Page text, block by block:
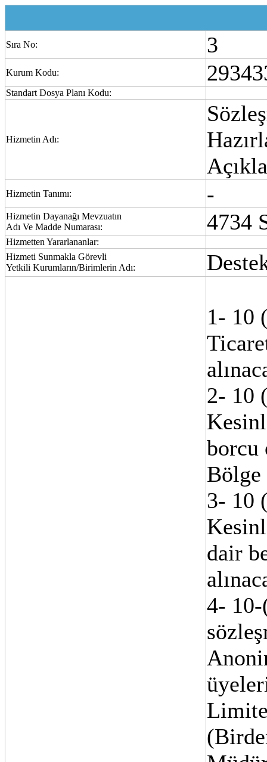
Sıra No: 3
Kurum Kodu:
Standart Dosya Planı Kodu:
Hizmetin Adı:
Hizmetin Tanımı: -
Hizmetin Dayanağı Mevzuatın
Adı Ve Madde Numarası:
4734
Hizmetten Yararlananlar:
Hizmeti Sunmakla Görevli
Yetkili Kurumların/Birimlerin Adı:
1- 10
2- 10
borcu
Bölge
3- 10
dair
4- 10-